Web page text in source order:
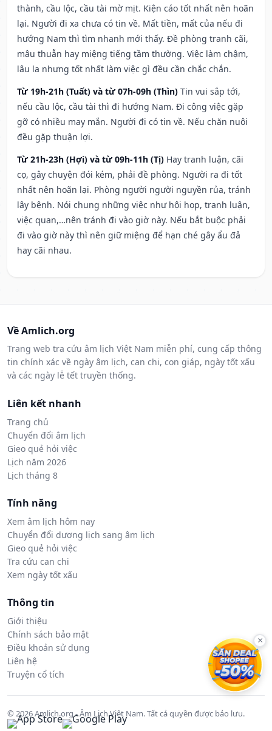
thành, cầu lộc, cầu tài mờ mịt. Kiện cáo tốt nhất nên hoãn
lại. Người đi xa chưa có tin về. Mất tiền, mất của nếu đi
hướng Nam thì tìm nhanh mới thấy. Đề phòng tranh cãi,
mâu thuẫn hay miệng tiếng tầm thường. Việc làm chậm,
lâu la nhưng tốt nhất làm việc gì đều cần chắc chắn.
Từ 19h-21h (Tuất) và từ 07h-09h (Thìn) Tin vui sắp tới,
nếu cầu lộc, cầu tài thì đi hướng Nam. Đi công việc gặp
gỡ có nhiều may mắn. Người đi có tin về. Nếu chăn nuôi
đều gặp thuận lợi.
Từ 21h-23h (Hợi) và từ 09h-11h (Tị) Hay tranh luận, cãi
cọ, gây chuyện đói kém, phải đề phòng. Người ra đi tốt
nhất nên hoãn lại. Phòng người người nguyền rủa, tránh
lây bệnh. Nói chung những việc như hội họp, tranh luận,
việc quan,…nên tránh đi vào giờ này. Nếu bắt buộc phải
đi vào giờ này thì nên giữ miệng để hạn ché gây ẩu đả
hay cãi nhau.
Về Amlich.org
Trang web tra cứu âm lịch Việt Nam miễn phí, cung cấp thông
tin chính xác về ngày âm lịch, can chi, con giáp, ngày tốt xấu
và các ngày lễ tết truyền thống.
Liên kết nhanh
Trang chủ
Chuyển đổi âm lịch
Gieo quẻ hỏi việc
Lịch năm 2026
Lịch tháng 8
Tính năng
Xem âm lịch hôm nay
Chuyển đổi dương lịch sang âm lịch
Gieo quẻ hỏi việc
Tra cứu can chi
Xem ngày tốt xấu
Thông tin
Giới thiệu
Chính sách bảo mật
Điều khoản sử dụng
Liên hệ
Truyện cổ tích
© 2026 Amlich.org - Âm Lịch Việt Nam. Tất cả quyền được bảo lưu.
×